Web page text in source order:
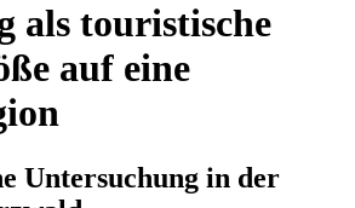
als touristische
auf eine
Untersuchung in der